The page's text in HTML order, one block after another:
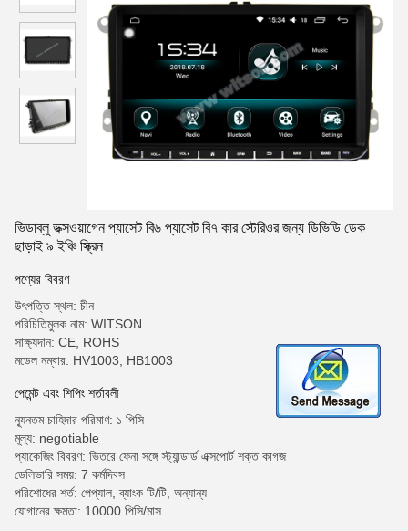
ভিডাব্লু ভক্সওয়াগেন প্যাসেট বি৬ প্যাসেট বি৭ কার স্টেরিওর জন্য ডিভিডি ডেক
ছাড়াই ৯ ইঞ্চি স্ক্রিন
পণ্যের বিবরণ
উৎপত্তি স্থল: চীন
পরিচিতিমুলক নাম: WITSON
সাক্ষ্যদান: CE, ROHS
মডেল নম্বার: HV1003, HB1003
পেমেন্ট এবং শিপিং শর্তাবলী
ন্যূনতম চাহিদার পরিমাণ: ১ পিসি
মূল্য: negotiable
প্যাকেজিং বিবরণ: ভিতরে ফেনা সঙ্গে স্ট্যান্ডার্ড এক্সপোর্ট শক্ত কাগজ
ডেলিভারি সময়: 7 কর্মদিবস
পরিশোধের শর্ত: পেপ্যাল, ব্যাংক টি/টি, অন্যান্য
যোগানের ক্ষমতা: 10000 পিসি/মাস